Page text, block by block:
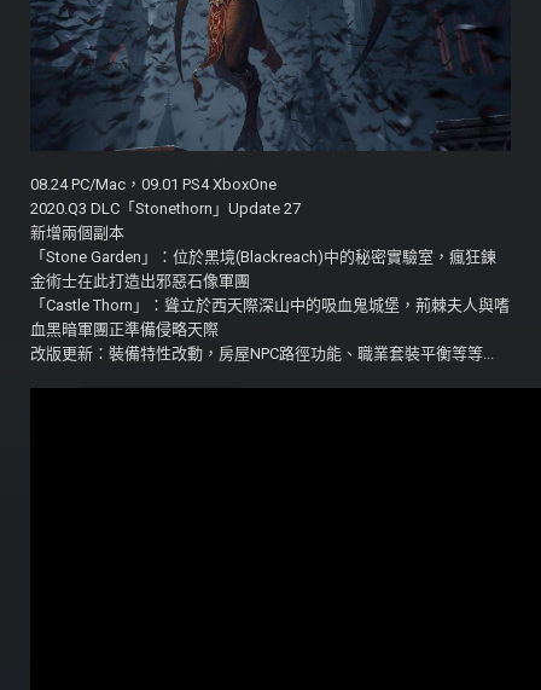
08.24 PC/Mac，09.01 PS4 XboxOne
2020.Q3 DLC「Stonethorn」Update 27
新增兩個副本
「Stone Garden」：位於黑境(Blackreach)中的秘密實驗室，瘋狂鍊
金術士在此打造出邪惡石像軍團
「Castle Thorn」：聳立於西天際深山中的吸血鬼城堡，荊棘夫人與嗜
血黑暗軍團正準備侵略天際
改版更新：裝備特性改動，房屋NPC路徑功能、職業套裝平衡等等...